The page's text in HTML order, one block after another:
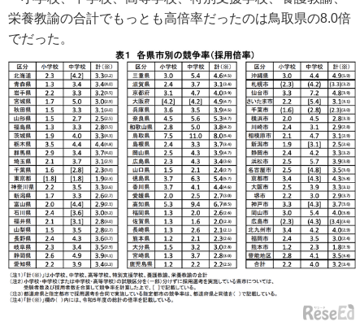
栄養教諭の合計でもっとも高倍率だったのは鳥取県の8.0倍
でだった。